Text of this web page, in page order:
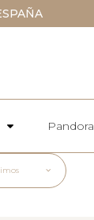
Pandora